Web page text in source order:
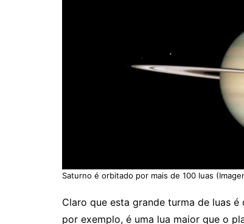
Saturno é orbitado por mais de 100 luas
Claro que esta grande turma de luas
por exemplo, é uma lua maior que o